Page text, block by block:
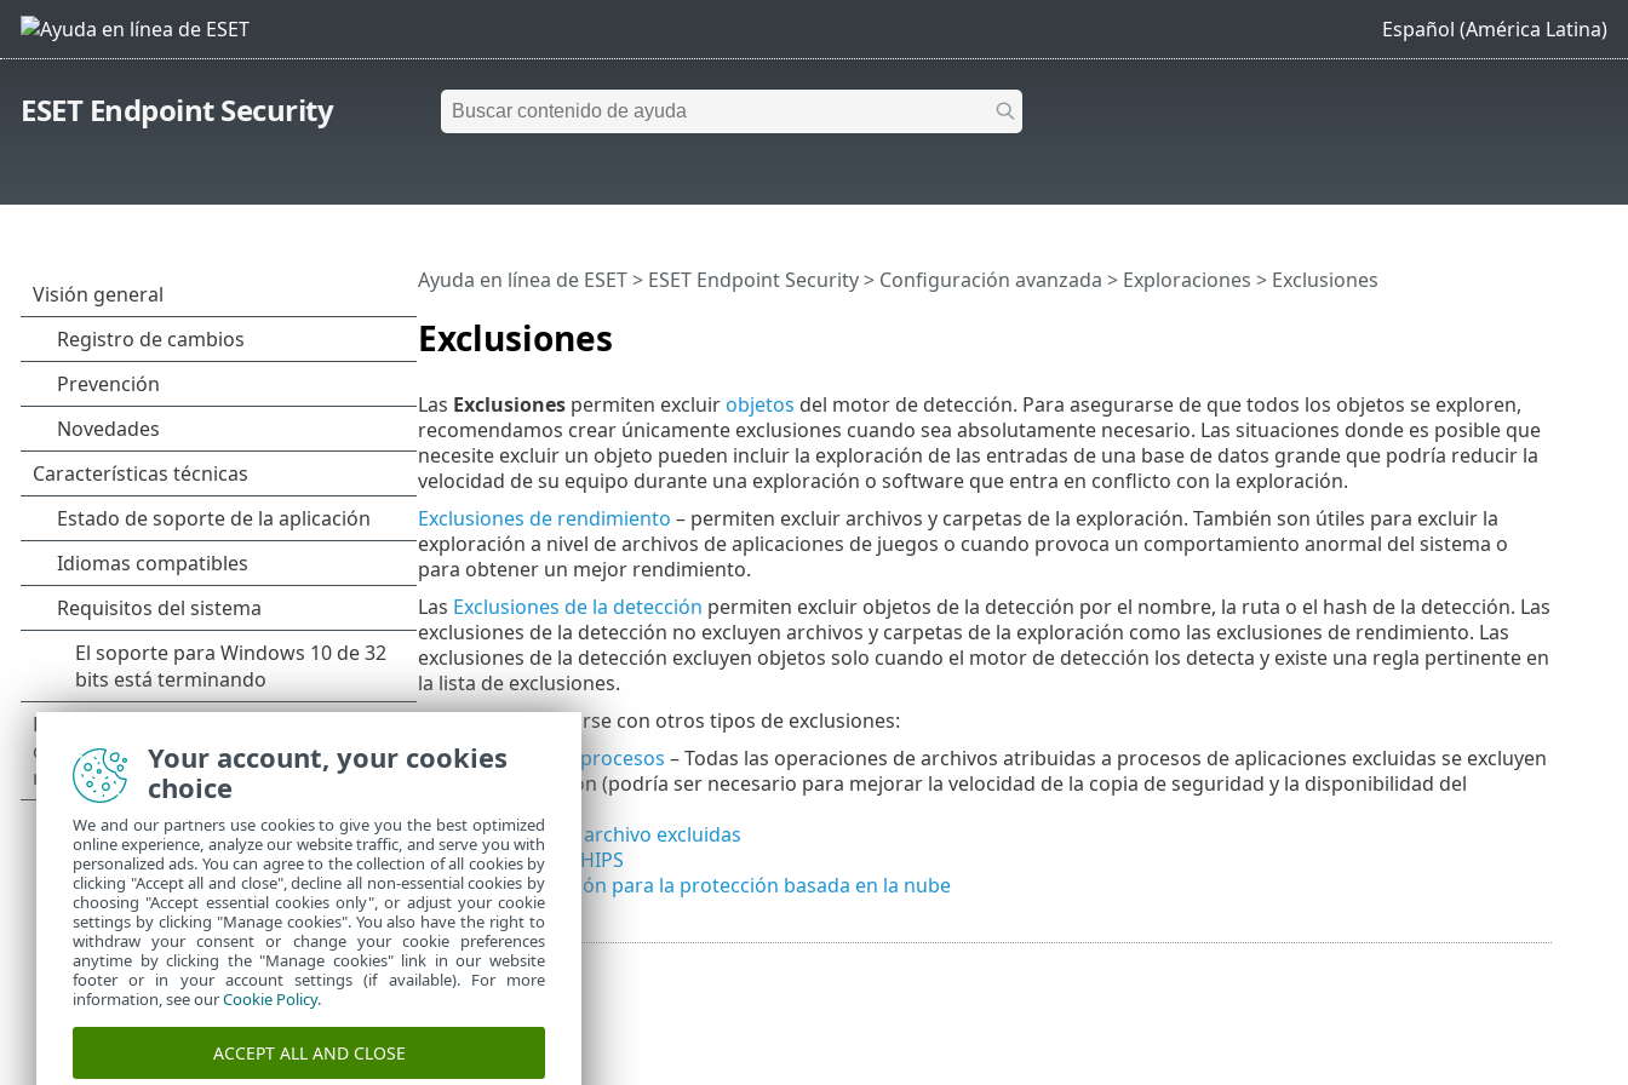
Español (América Latina)
ESET Endpoint Security
Exclusiones
Ayuda en línea de ESET> ESET Endpoint Security> Configuración avanzada > Exploraciones > Exclusiones
Las Exclusionespermiten excluirobjetos del motor de detección. Para asegurarse de que todos los objetos se exploren,
recomendamos crear únicamente exclusiones cuando sea absolutamente necesario. Las situaciones donde es posible que
necesite excluir un objeto pueden incluir la exploración de las entradas de una base de datos grande que podría reducir la
velocidad de su equipo durante una exploración o software que entra en conflicto con la exploración.
Exclusiones de rendimiento – permiten excluir archivos y carpetas de la exploración. También son útiles para excluir la
exploración a nivel de archivos de aplicaciones de juegos o cuando provoca un comportamiento anormal del sistema o
para obtener un mejor rendimiento.
Las Exclusiones de la detección permiten excluir objetos de la detección por el nombre, la ruta o el hash de la detección. Las
exclusiones de la detección no excluyen archivos y carpetas de la exploración como las exclusiones de rendimiento. Las
exclusiones de la detección excluyen objetos solo cuando el motor de detección los detecta y existe una regla pertinente en
la lista de exclusiones.
No debe confundirse con otros tipos de exclusiones:
Exclusiones de procesos – Todas las operaciones de archivos atribuidas a procesos de aplicaciones excluidas se excluyen
de la exploración (podría ser necesario para mejorar la velocidad de la copia de seguridad y la disponibilidad del
Extensiones de archivo excluidas
Exclusiones de HIPS
Filtro de exclusión para la protección basada en la nube
Your account, your cookies
choice
We and our partners use cookies to give you the best optimized
online experience, analyze our website traffic, and serve you with
personalized ads. You can agree to the collection of all cookies by
clicking "Accept all and close", decline all non-essential cookies by
choosing "Accept essential cookies only", or adjust your cookie
settings by clicking "Manage cookies". You also have the right to
withdraw your consent or change your cookie preferences
anytime by clicking the "Manage cookies" link in our website
footer or in your account settings (if available). For more
information, see ourCookie Policy.
ACCEPT ALL AND CLOSE